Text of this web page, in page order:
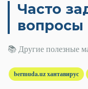
Часто
вопросы
📚 Другие полезные
bermuda.uz хантавирус